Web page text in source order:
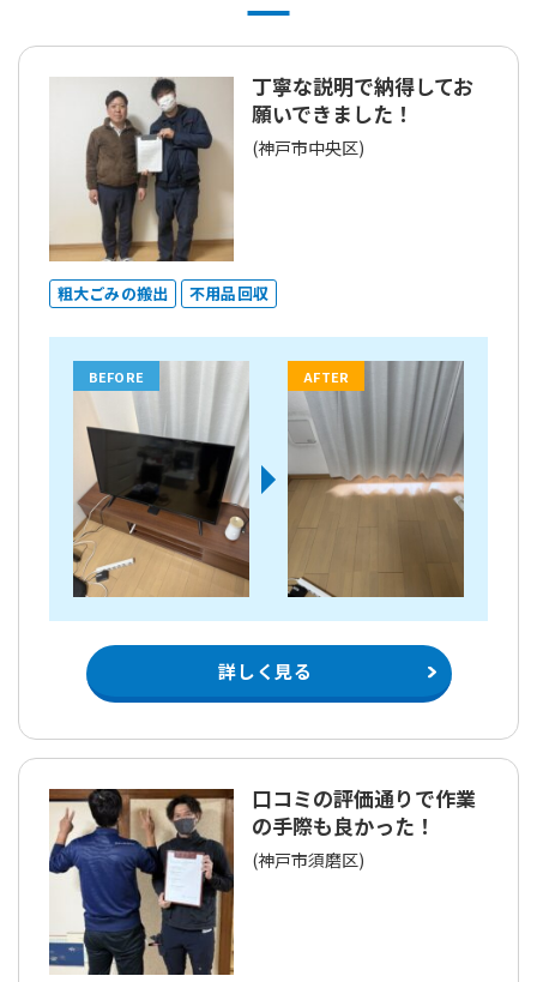
丁寧な説明で納得してお
願いできました！
(神戸市中央区)
粗大ごみの搬出 不用品回収
BEFORE AFTER
詳しく見る
口コミの評価通りで作業
の手際も良かった！
(神戸市須磨区)